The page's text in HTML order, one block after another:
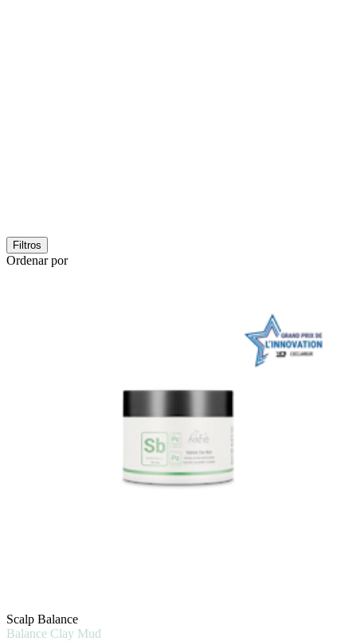
Filtros
Ordenar por
Scalp Balance
Balance Clay Mud